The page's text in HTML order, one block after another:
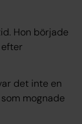
Hon började
det inte en
mognade